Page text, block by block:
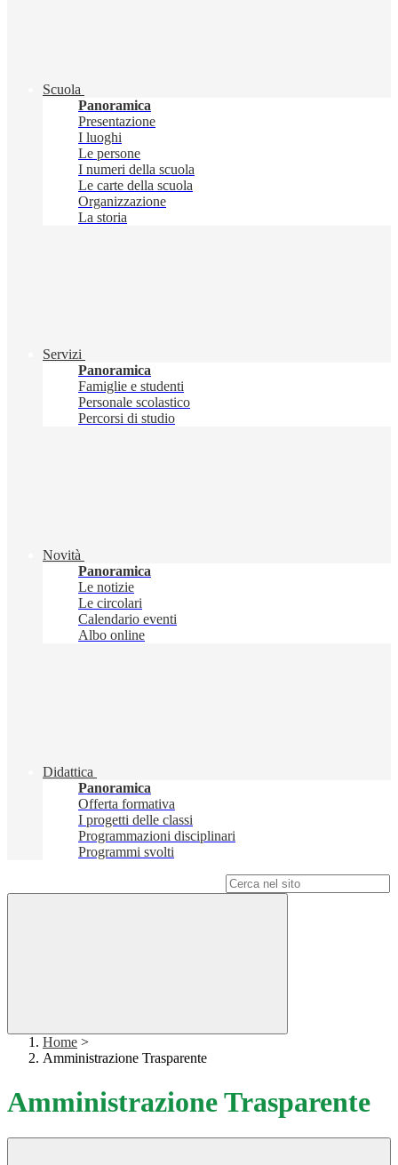
Scuola
Panoramica
Presentazione
I luoghi
Le persone
I numeri della scuola
Le carte della scuola
Organizzazione
La storia
Servizi
Panoramica
Famiglie e studenti
Personale scolastico
Percorsi di studio
Novità
Panoramica
Le notizie
Le circolari
Calendario eventi
Albo online
Didattica
Panoramica
Offerta formativa
I progetti delle classi
Programmazioni disciplinari
Programmi svolti
Home >
Amministrazione Trasparente
Amministrazione Trasparente